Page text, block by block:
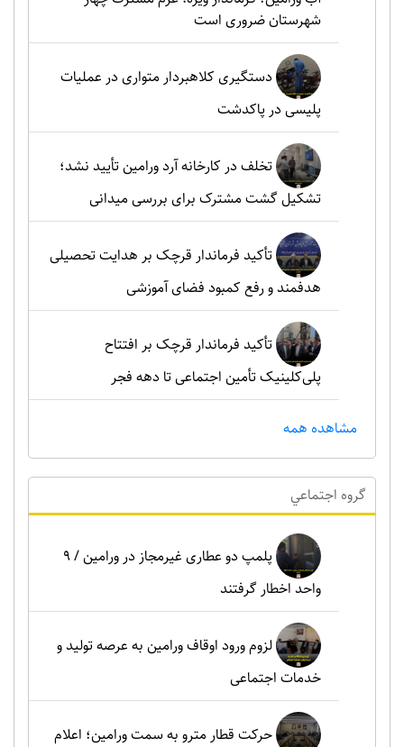
شهرستان ضروری است
دستگیری کلاهبردار متواری در عملیات
پلیسی در پاکدشت
تخلف در کارخانه آرد ورامین تأیید نشد؛
تشکیل گشت مشترک برای بررسی میدانی
تأکید فرماندار قرچک بر هدایت تحصیلی
هدفمند و رفع کمبود فضای آموزشی
تأکید فرماندار قرچک بر افتتاح
پلی‌کلینیک تأمین اجتماعی تا دهه فجر
مشاهده همه
گروه اجتماعي
پلمپ دو عطاری غیرمجاز در ورامین / ۹
واحد اخطار گرفتند
لزوم ورود اوقاف ورامین به عرصه تولید و
خدمات اجتماعی
حرکت قطار مترو به سمت ورامین؛ اعلام